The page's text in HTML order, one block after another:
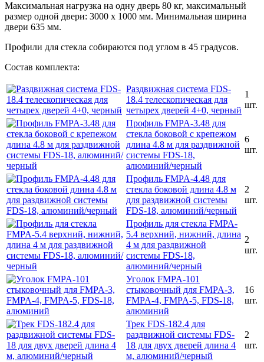
Максимальная нагрузка на одну дверь 80 кг, максимальный
размер одной двери: 3000 х 1000 мм. Минимальная ширина
двери 635 мм.
Профили для стекла собираются под углом в 45 градусов.
Состав комплекта:
Раздвижная система FDS-
18.4 телескопическая для
четырех дверей 4+0, черный
1
шт.
Профиль FMPA-3.48 для
стекла боковой с крепежом
длина 4.8 м для раздвижной
системы FDS-18,
алюминий/черный
6
шт.
Профиль FMPA-4.48 для
стекла боковой длина 4.8 м
для раздвижной системы
FDS-18, алюминий/черный
2
шт.
Профиль для стекла FMPA-
5.4 верхний, нижний, длина
4 м для раздвижной
системы FDS-18,
алюминий/черный
2
шт.
Уголок FMPA-101
стыковочный для FMPA-3,
FMPA-4, FMPA-5, FDS-18,
алюминий
16
шт.
Трек FDS-182.4 для
раздвижной системы FDS-
18 для двух дверей длина 4
м, алюминий/черный
2
шт.